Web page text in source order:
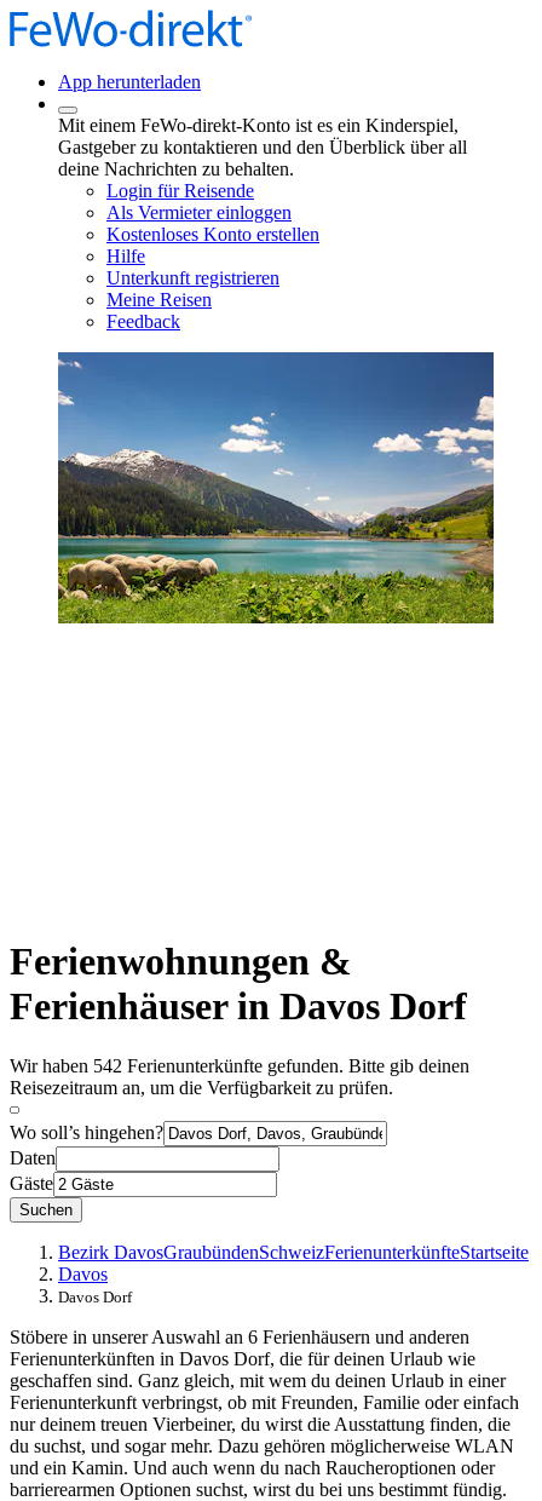
App herunterladen
Mit einem FeWo-direkt-Konto ist es ein Kinderspiel,
Gastgeber zu kontaktieren und den Überblick über all
deine Nachrichten zu behalten.
Login für Reisende
Als Vermieter einloggen
Kostenloses Konto erstellen
Hilfe
Unterkunft registrieren
Meine Reisen
Feedback
Ferienwohnungen &
Ferienhäuser in Davos Dorf
Wir haben 542 Ferienunterkünfte gefunden. Bitte gib deinen
Reisezeitraum an, um die Verfügbarkeit zu prüfen.
Wo soll’s hingehen?
Daten
Gäste
Suchen
Bezirk DavosGraubündenSchweizFerienunterkünfteStartseite
Davos
Davos Dorf
Stöbere in unserer Auswahl an 6 Ferienhäusern und anderen
Ferienunterkünften in Davos Dorf, die für deinen Urlaub wie
geschaffen sind. Ganz gleich, mit wem du deinen Urlaub in einer
Ferienunterkunft verbringst, ob mit Freunden, Familie oder einfach
nur deinem treuen Vierbeiner, du wirst die Ausstattung finden, die
du suchst, und sogar mehr. Dazu gehören möglicherweise WLAN
und ein Kamin. Und auch wenn du nach Raucheroptionen oder
barrierearmen Optionen suchst, wirst du bei uns bestimmt fündig.